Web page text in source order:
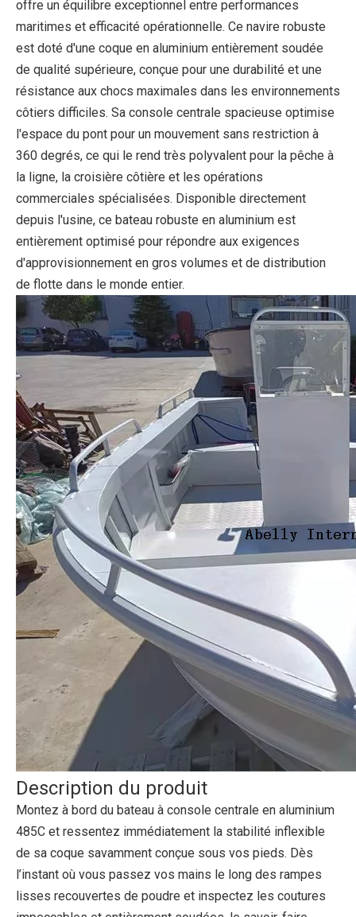
offre un équilibre exceptionnel entre performances
maritimes et efficacité opérationnelle. Ce navire robuste
est doté d'une coque en aluminium entièrement soudée
de qualité supérieure, conçue pour une durabilité et une
résistance aux chocs maximales dans les environnements
côtiers difficiles. Sa console centrale spacieuse optimise
l'espace du pont pour un mouvement sans restriction à
360 degrés, ce qui le rend très polyvalent pour la pêche à
la ligne, la croisière côtière et les opérations
commerciales spécialisées. Disponible directement
depuis l'usine, ce bateau robuste en aluminium est
entièrement optimisé pour répondre aux exigences
d'approvisionnement en gros volumes et de distribution
de flotte dans le monde entier.
Description du produit
Montez à bord du bateau à console centrale en aluminium
485C et ressentez immédiatement la stabilité inflexible
de sa coque savamment conçue sous vos pieds. Dès
l’instant où vous passez vos mains le long des rampes
lisses recouvertes de poudre et inspectez les coutures